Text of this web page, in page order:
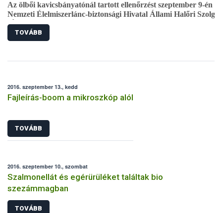
Az ölbői kavicsbányatónál tartott ellenőrzést szeptember 9-én a
Nemzeti Élelmiszerlánc-biztonsági Hivatal Állami Halőri
(ÁHSZ). A vizsgálat során egy horgászról kiderült, hogy hamis
papírokkal horgászik, ezért a rendőrség okirat hamisításért
előállította.
TOVÁBB
2016. szeptember 13., kedd
Fajleírás-boom a mikroszkóp alól
TOVÁBB
2016. szeptember 10., szombat
Szalmonellát és egérürüléket találtak bio
szezámmagban
TOVÁBB